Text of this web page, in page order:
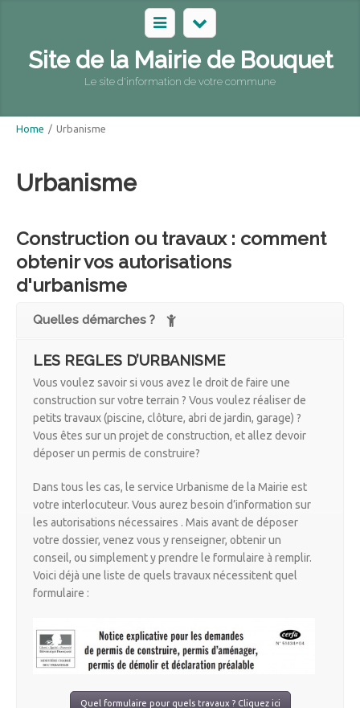
Site de la Mairie de Bouquet
Le site d'information de votre commune
Home / Urbanisme
Urbanisme
Construction ou travaux : comment
obtenir vos autorisations
d'urbanisme
Quelles démarches ?
LES REGLES D’URBANISME
Vous voulez savoir si vous avez le droit de faire une
construction sur votre terrain ? Vous voulez réaliser de
petits travaux (piscine, clôture, abri de jardin, garage) ?
Vous êtes sur un projet de construction, et allez devoir
déposer un permis de construire?
Dans tous les cas, le service Urbanisme de la Mairie est
votre interlocuteur. Vous aurez besoin d’information sur
les autorisations nécessaires . Mais avant de déposer
votre dossier, venez vous y renseigner, obtenir un
conseil, ou simplement y prendre le formulaire à remplir.
Voici déjà une liste de quels travaux nécessitent quel
formulaire :
Quel formulaire pour quels travaux ? Cliquez ici